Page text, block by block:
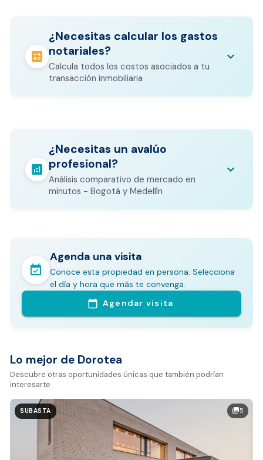
calculate
¿Necesitas calcular los gastos
notariales?
Calcula todos los costos asociados a tu
transacción inmobiliaria
keyboard_arrow_down
Los gastos notariales incluyen
otros costos legales que varían según el
valor del inmueble.
CALCULADORA DE GASTOS NOTARIALES
analytics
¿Necesitas un avalúo
profesional?
Análisis comparativo de mercado en
minutos - Bogotá y Medellín
keyboard_arrow_down
En pocos minutos avalúa con este Análisis
Comparativo de Mercado (inicialmente
Bogotá y Medellín)
Análisis basado en datos reales:
Tiempo promedio de venta en la zona
Rango de precios de arriendo en el sector
Valor exclusivo para clientes de Dorotea:
20.000 COP
REALIZAR AVALÚO AHORA
event_available
Agenda una visita
Conoce esta propiedad en persona. Selecciona
el día y hora que más te convenga.
calendar_today Agendar visita
Lo mejor de Dorotea
Descubre otras oportunidades únicas que también podrían
interesarte
photo_library5
SUBASTA